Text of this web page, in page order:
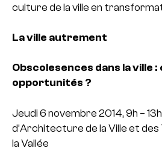
culture de la ville en
La ville autrement
Obscolesences dans la ville :
opportunités ?
Jeudi 6 novembre 2014, 9h – 13h
d’Architecture de la Ville et
la Vallée